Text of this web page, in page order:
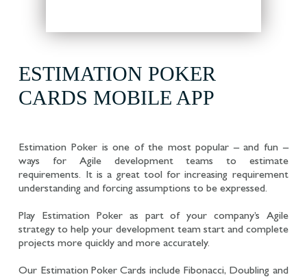
ESTIMATION POKER
CARDS MOBILE APP
Estimation Poker is one of the most popular – and fun –
ways for Agile development teams to estimate
requirements. It is a great tool for increasing requirement
understanding and forcing assumptions to be expressed.
Play Estimation Poker as part of your company’s Agile
strategy to help your development team start and complete
projects more quickly and more accurately.
Our Estimation Poker Cards include Fibonacci, Doubling and